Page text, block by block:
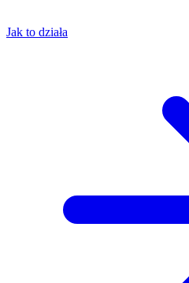
Jak to działa